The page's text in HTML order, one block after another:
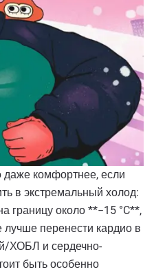
даже комфортнее, если
в экстремальный холод:
границу около **−15 °C**,
перенести кардио в
ХОБЛ и сердечно-
быть особенно